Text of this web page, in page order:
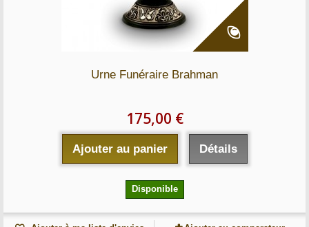
Urne Funéraire Brahman
175,00 €
Ajouter au panier Détails
Disponible